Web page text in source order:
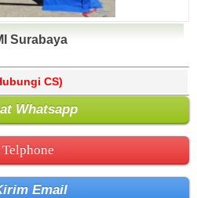
Surabaya
CS)
Whatsapp
Email